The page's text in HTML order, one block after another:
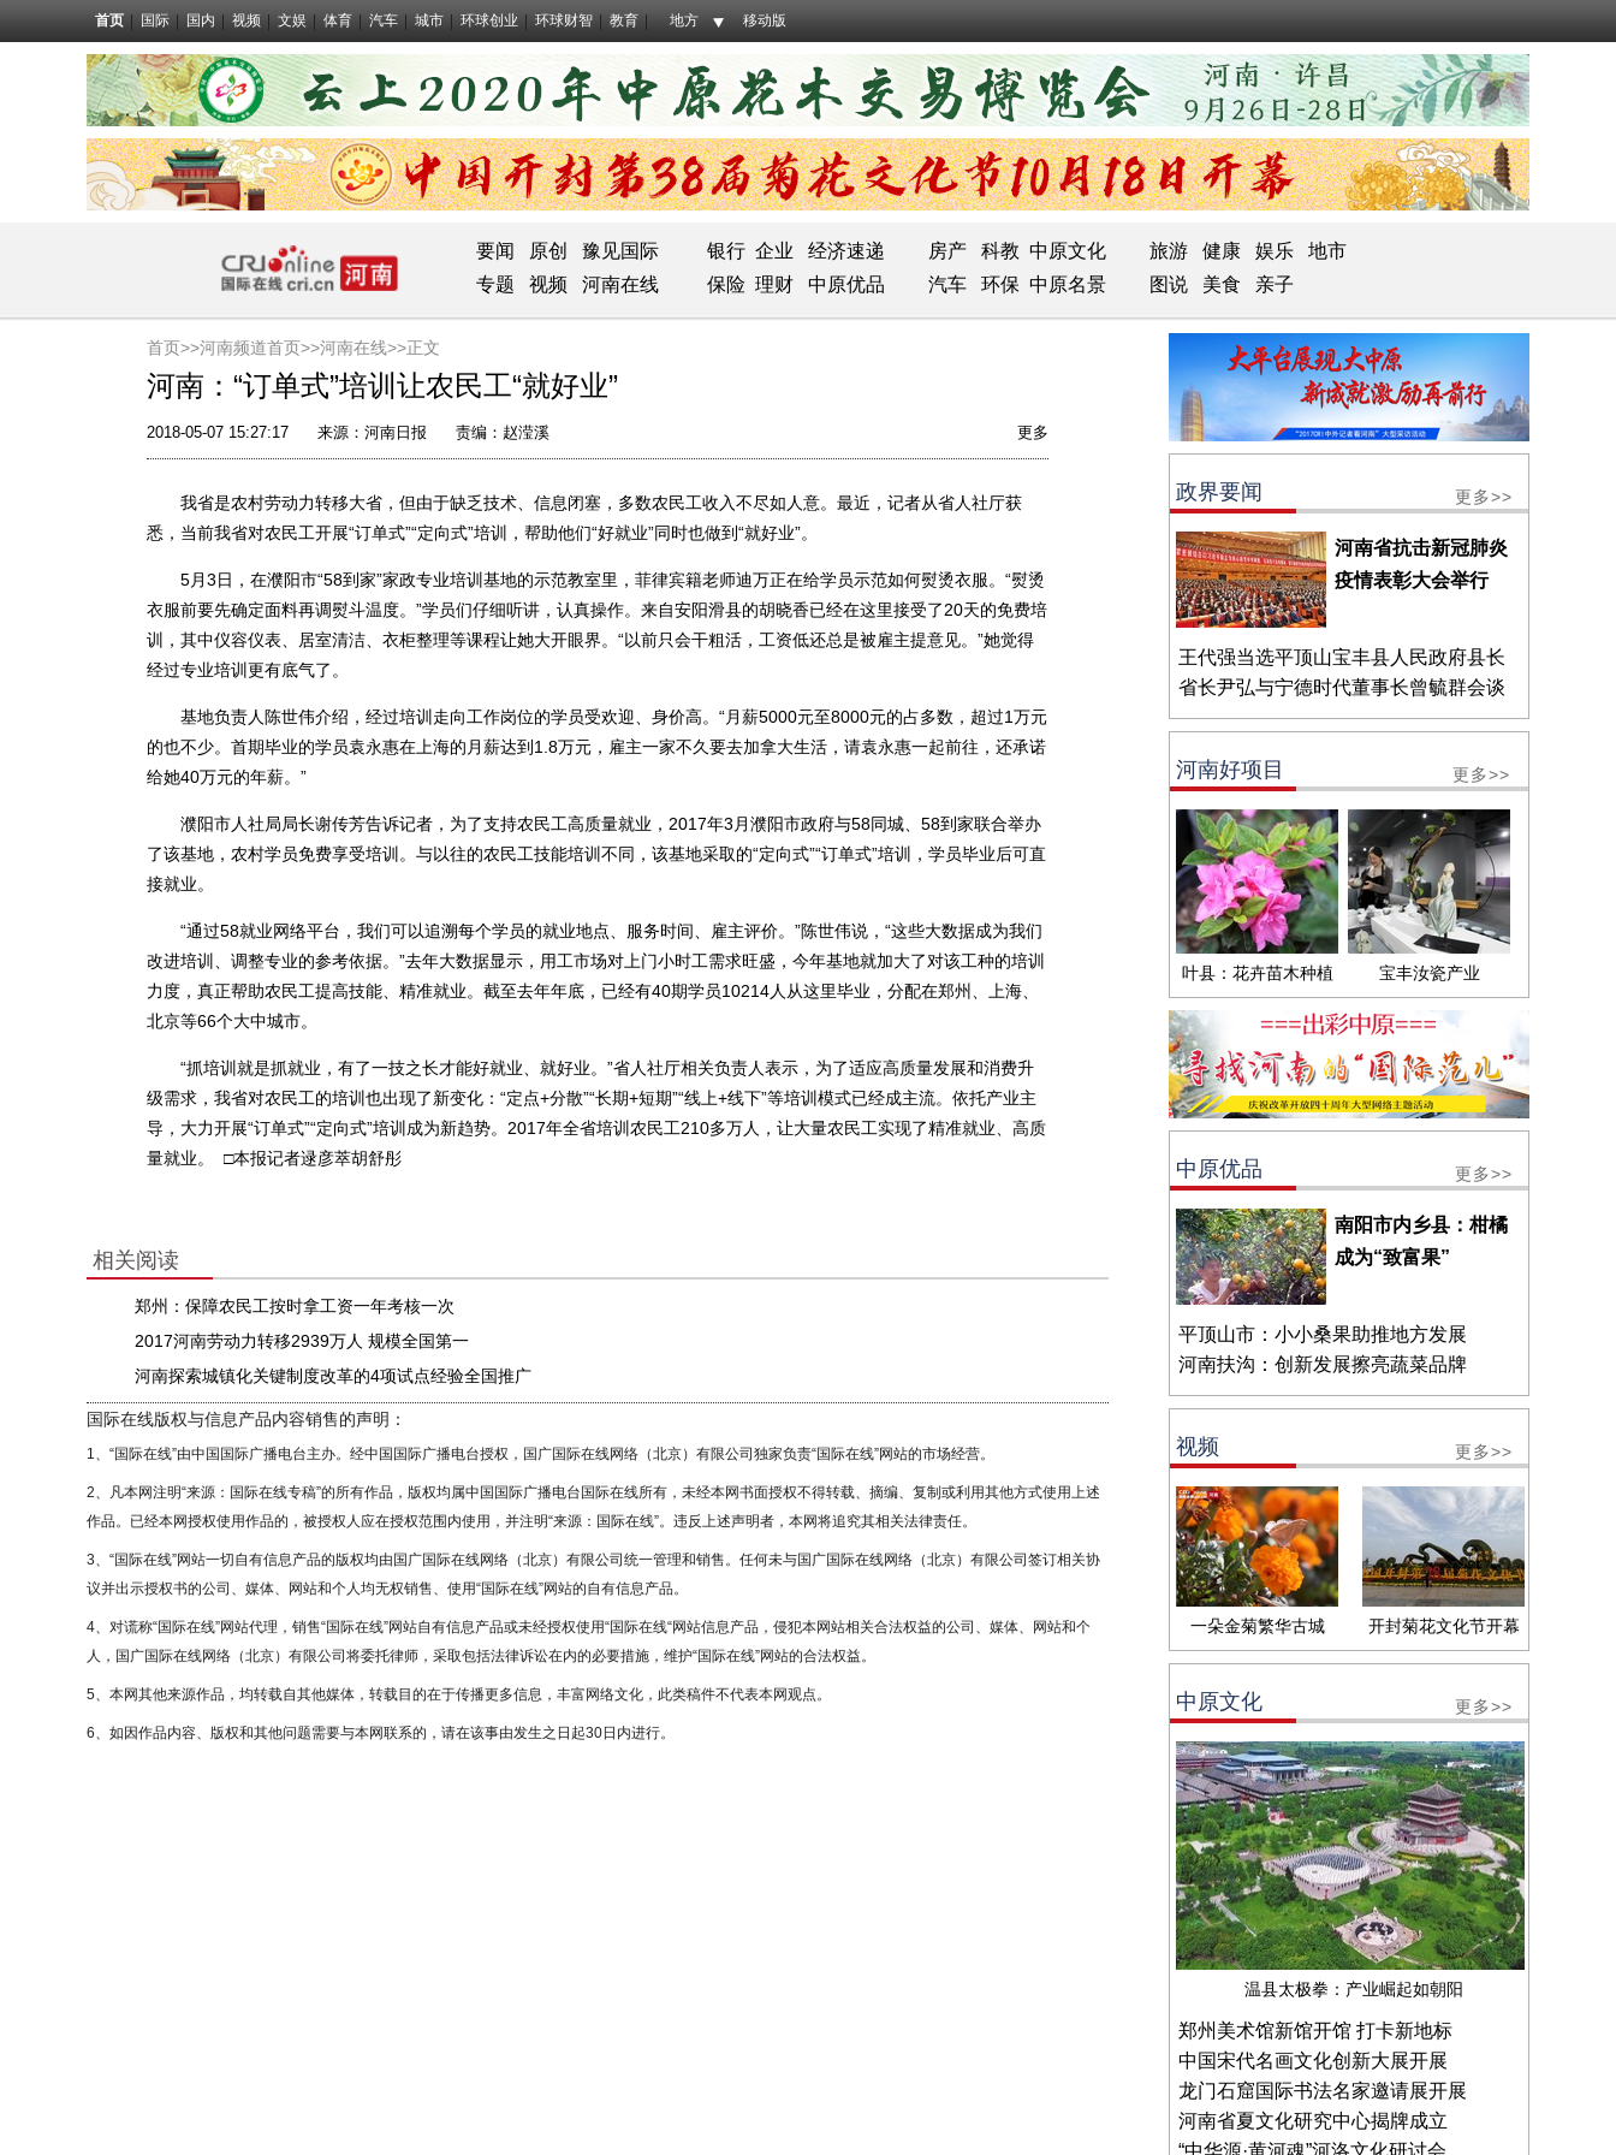
首页 国际 国内 视频 文娱 体育 汽车 城市 环球创业 环球财智 教育 地方 移动版
要闻 原创 豫见国际 银行 企业 经济速递 房产 科教 中原文化 旅游 健康 娱乐
地市
专题
视频 河南在线 保险 理财 中原优品 汽车 环保 中原名景 图说 美食 亲子
首页>>河南频道首页>>河南在线>>正文
河南：“订单式”培训让农民工“就好业”
2018-05-07 15:27:17 来源： 河南日报 责编：赵滢溪 更多
我省是农村劳动力转移大省，但由于缺乏技术、信息闭塞，多数农民工收入不尽如人意。最近，记者从省人社厅获
悉，当前我省对农民工开展“订单式”“定向式”培训，帮助他们“好就业”同时也做到“就好业”。
5月3日，在濮阳市“58到家”家政专业培训基地的示范教室里，菲律宾籍老师迪万正在给学员示范如何熨烫衣服。“熨烫
衣服前要先确定面料再调熨斗温度。”学员们仔细听讲，认真操作。来自安阳滑县的胡晓香已经在这里接受了20天的免费培
训，其中仪容仪表、居室清洁、衣柜整理等课程让她大开眼界。“以前只会干粗活，工资低还总是被雇主提意见。”她觉得
经过专业培训更有底气了。
基地负责人陈世伟介绍，经过培训走向工作岗位的学员受欢迎、身价高。“月薪5000元至8000元的占多数，超过1万元
的也不少。首期毕业的学员袁永惠在上海的月薪达到1.8万元，雇主一家不久要去加拿大生活，请袁永惠一起前往，还承诺
给她40万元的年薪。”
濮阳市人社局局长谢传芳告诉记者，为了支持农民工高质量就业，2017年3月濮阳市政府与58同城、58到家联合举办
了该基地，农村学员免费享受培训。与以往的农民工技能培训不同，该基地采取的“定向式”“订单式”培训，学员毕业后可直
接就业。
“通过58就业网络平台，我们可以追溯每个学员的就业地点、服务时间、雇主评价。”陈世伟说，“这些大数据成为我们
改进培训、调整专业的参考依据。”去年大数据显示，用工市场对上门小时工需求旺盛，今年基地就加大了对该工种的培训
力度，真正帮助农民工提高技能、精准就业。截至去年年底，已经有40期学员10214人从这里毕业，分配在郑州、上海、
北京等66个大中城市。
“抓培训就是抓就业，有了一技之长才能好就业、就好业。”省人社厅相关负责人表示，为了适应高质量发展和消费升
级需求，我省对农民工的培训也出现了新变化：“定点+分散”“长期+短期”“线上+线下”等培训模式已经成主流。依托产业主
导，大力开展“订单式”“定向式”培训成为新趋势。2017年全省培训农民工210多万人，让大量农民工实现了精准就业、高质
量就业。 □本报记者逯彦萃胡舒彤
相关阅读
郑州：保障农民工按时拿工资一年考核一次
2017河南劳动力转移2939万人 规模全国第一
河南探索城镇化关键制度改革的4项试点经验全国推广
国际在线版权与信息产品内容销售的声明：
1、“国际在线”由中国国际广播电台主办。经中国国际广播电台授权，国广国际在线网络（北京）有限公司独家负责“国际在线”网站的市场经营。
2、凡本网注明“来源：国际在线专稿”的所有作品，版权均属中国国际广播电台国际在线所有，未经本网书面授权不得转载、摘编、复制或利用其他方式使用上述
作品。已经本网授权使用作品的，被授权人应在授权范围内使用，并注明“来源：国际在线”。违反上述声明者，本网将追究其相关法律责任。
3、“国际在线”网站一切自有信息产品的版权均由国广国际在线网络（北京）有限公司统一管理和销售。任何未与国广国际在线网络（北京）有限公司签订相关协
议并出示授权书的公司、媒体、网站和个人均无权销售、使用“国际在线”网站的自有信息产品。
4、对谎称“国际在线”网站代理，销售“国际在线”网站自有信息产品或未经授权使用“国际在线“网站信息产品，侵犯本网站相关合法权益的公司、媒体、网站和个
人，国广国际在线网络（北京）有限公司将委托律师，采取包括法律诉讼在内的必要措施，维护“国际在线”网站的合法权益。
5、本网其他来源作品，均转载自其他媒体，转载目的在于传播更多信息，丰富网络文化，此类稿件不代表本网观点。
6、如因作品内容、版权和其他问题需要与本网联系的，请在该事由发生之日起30日内进行。
政界要闻 更多>>
河南省抗击新冠肺炎
疫情表彰大会举行
王代强当选平顶山宝丰县人民政府县长
省长尹弘与宁德时代董事长曾毓群会谈
河南好项目 更多>>
叶县：花卉苗木种植 宝丰汝瓷产业
中原优品 更多>>
南阳市内乡县：柑橘
成为“致富果”
平顶山市：小小桑果助推地方发展
河南扶沟：创新发展擦亮蔬菜品牌
视频 更多>>
一朵金菊繁华古城 开封菊花文化节开幕
中原文化 更多>>
温县太极拳：产业崛起如朝阳
郑州美术馆新馆开馆 打卡新地标
中国宋代名画文化创新大展开展
龙门石窟国际书法名家邀请展开展
河南省夏文化研究中心揭牌成立
“中华源·黄河魂”河洛文化研讨会